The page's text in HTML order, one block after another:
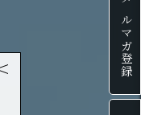
メルマガ登録